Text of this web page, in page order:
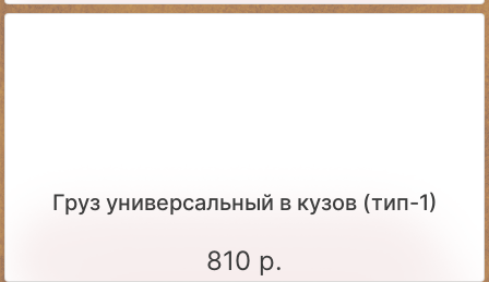
Груз универсальный в кузов (тип-1)
810 р.